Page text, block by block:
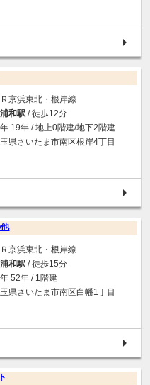
Ｒ京浜東北・根岸線
和駅 / 徒歩12分
19年 / 地上0階建/地下2階建
県さいたま市南区根岸4丁目
Ｒ京浜東北・根岸線
和駅 / 徒歩15分
52年 / 1階建
県さいたま市南区白幡1丁目